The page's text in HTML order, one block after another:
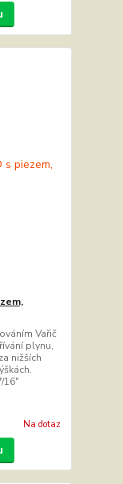
Vařič
plynu,
nižších
16"
Na dotaz